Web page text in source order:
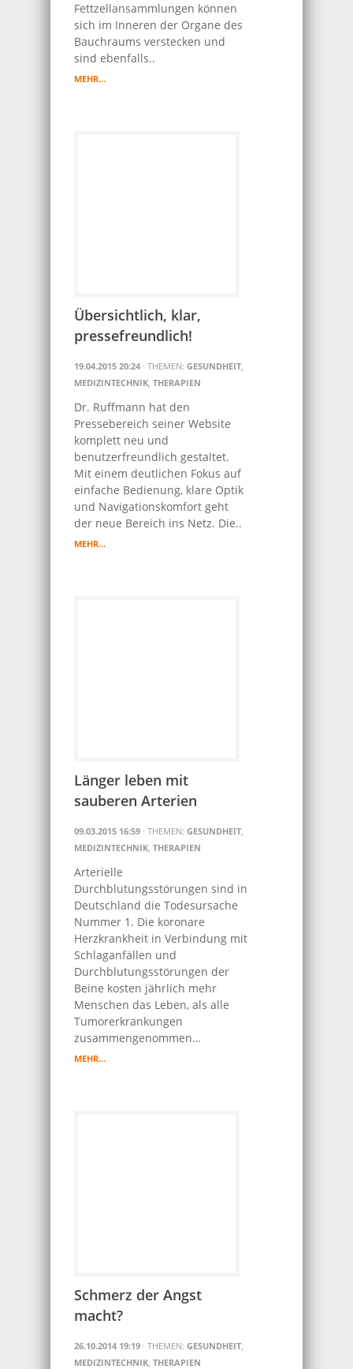
Fettzellansammlungen können
sich im Inneren der Organe des
Bauchraums verstecken und
sind ebenfalls..
MEHR…
Übersichtlich, klar,
pressefreundlich!
19.04.2015 20:24 · THEMEN: GESUNDHEIT,
MEDIZINTECHNIK, THERAPIEN
Dr. Ruffmann hat den
Pressebereich seiner Website
komplett neu und
benutzerfreundlich gestaltet.
Mit einem deutlichen Fokus auf
einfache Bedienung, klare Optik
und Navigationskomfort geht
der neue Bereich ins Netz. Die..
MEHR…
Länger leben mit
sauberen Arterien
09.03.2015 16:59 · THEMEN: GESUNDHEIT,
MEDIZINTECHNIK, THERAPIEN
Arterielle
Durchblutungsstörungen sind in
Deutschland die Todesursache
Nummer 1. Die koronare
Herzkrankheit in Verbindung mit
Schlaganfällen und
Durchblutungsstörungen der
Beine kosten jährlich mehr
Menschen das Leben, als alle
Tumorerkrankungen
zusammengenommen…
MEHR…
Schmerz der Angst
macht?
26.10.2014 19:19 · THEMEN: GESUNDHEIT,
MEDIZINTECHNIK, THERAPIEN